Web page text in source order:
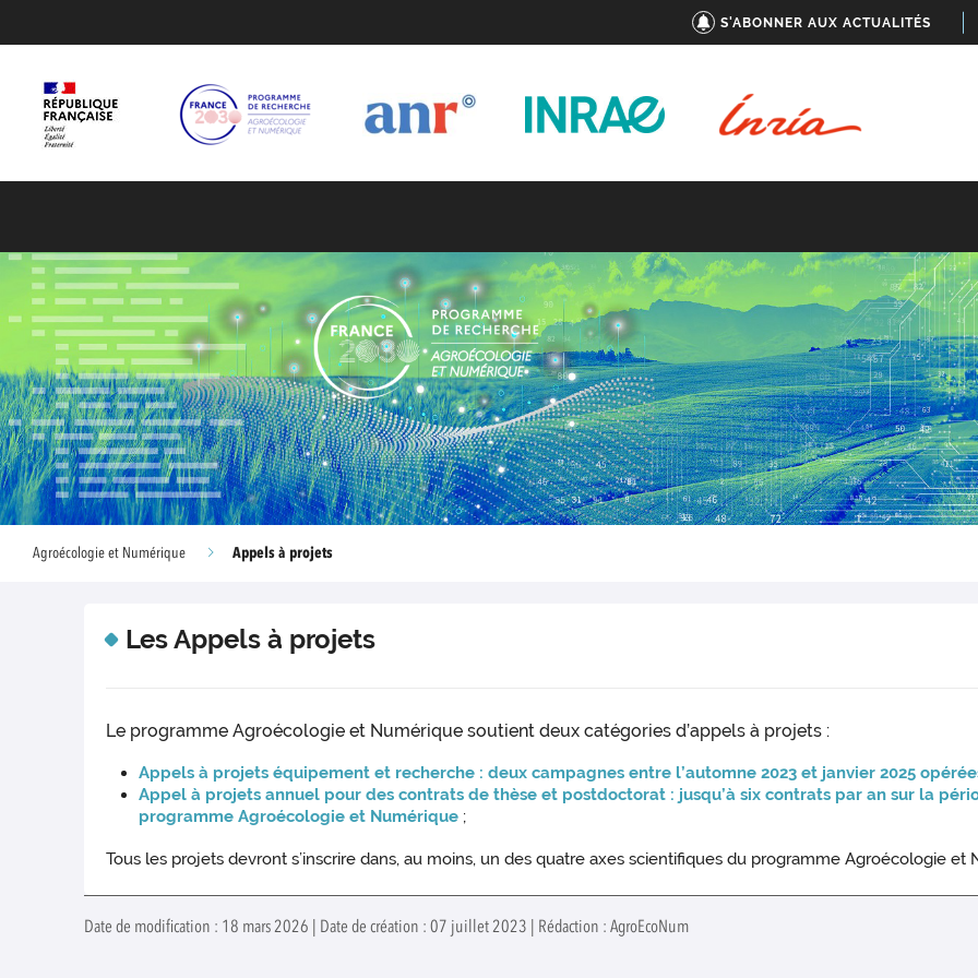
S'ABONNER AUX ACTUALITÉS
Agroécologie et Numérique Appels à projets
Les Appels à projets
Le programme Agroécologie et Numérique soutient deux catégories d’appels à projets :
Appels à projets équipement et recherche : deux campagnes entre l’automne 2023 et janvier 2025
Appel à projets annuel pour des contrats de thèse et postdoctorat : jusqu’à six contrats par an sur la
programme Agroécologie et Numérique ;
Tous les projets devront s’inscrire dans, au moins, un des quatre axes scientifiques du programme Agroécologie et
Date de modification : 18 mars 2026 | Date de création : 07 juillet 2023 | Rédaction : AgroEcoNum